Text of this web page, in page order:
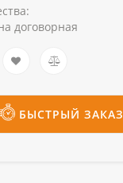
договорная
БЫСТРЫЙ ЗАКАЗ